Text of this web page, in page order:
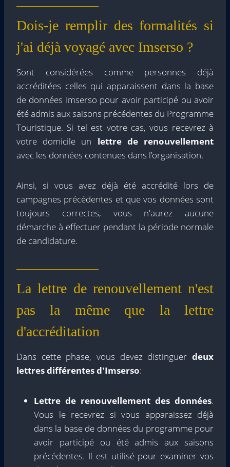
Dois-je remplir des formalités si
j'ai déjà voyagé avec Imserso ?
Sont considérées comme personnes déjà
accréditées celles qui apparaissent dans la base
de données Imserso pour avoir participé ou avoir
été admis aux saisons précédentes du Programme
Touristique. Si tel est votre cas, vous recevrez à
votre domicile un lettre de renouvellement
avec les données contenues dans l’organisation.
Ainsi, si vous avez déjà été accrédité lors de
campagnes précédentes et que vos données sont
toujours correctes, vous n'aurez aucune
démarche à effectuer pendant la période normale
de candidature.
La lettre de renouvellement n'est
pas la même que la lettre
d'accréditation
Dans cette phase, vous devez distinguer deux
lettres différentes d'Imserso:
Lettre de renouvellement des données.
Vous le recevrez si vous apparaissez déjà
dans la base de données du programme pour
avoir participé ou été admis aux saisons
précédentes. Il est utilisé pour examiner vos